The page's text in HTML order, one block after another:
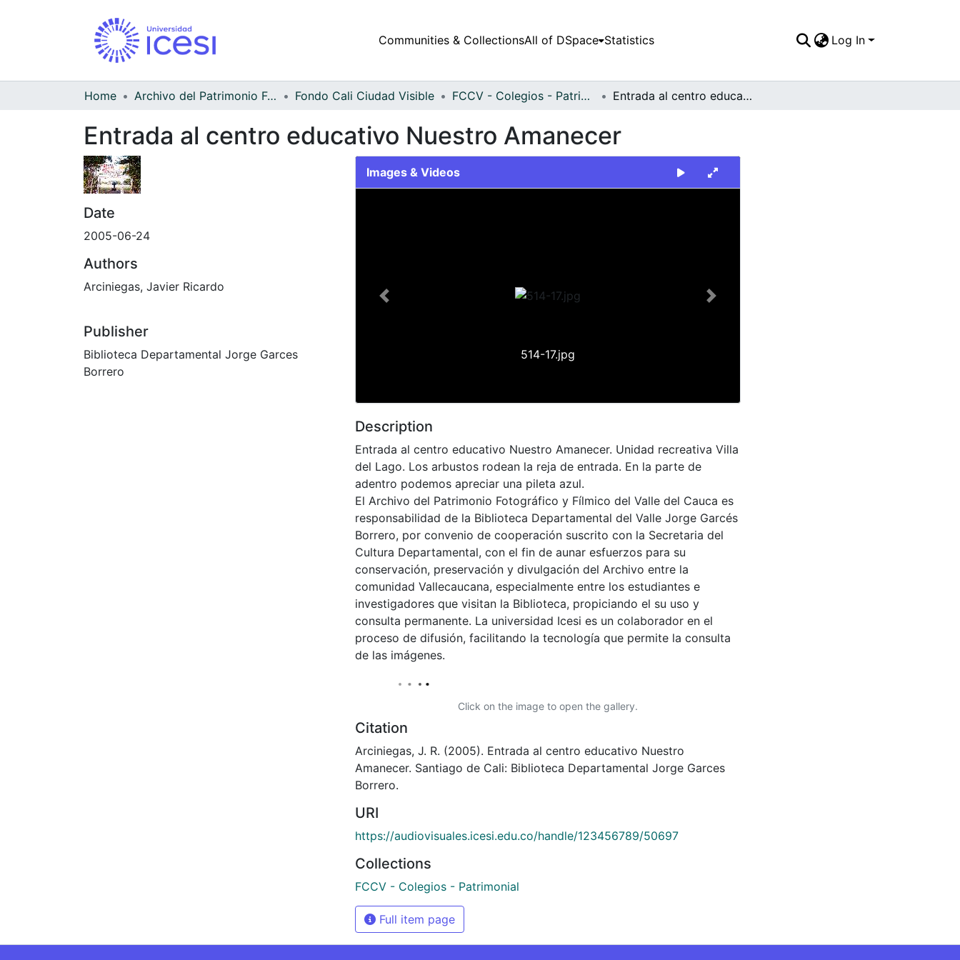
Communities & CollectionsAll of DSpace Statistics Log In
Home Archivo del Patrimonio Fotográfico y Fílmico del Valle del Cauca Fondo Cali Ciudad Visible FCCV - Colegios - Patrimonial Entrada al centro educativo Nuestro Amanecer
Entrada al centro educativo Nuestro Amanecer
Date
2005-06-24
Authors
Arciniegas, Javier Ricardo
Publisher
Biblioteca Departamental Jorge Garces
Borrero
Images & Videos
514-17.jpg
Previous Next
Description
Entrada al centro educativo Nuestro Amanecer. Unidad recreativa Villa
del Lago. Los arbustos rodean la reja de entrada. En la parte de
adentro podemos apreciar una pileta azul.
El Archivo del Patrimonio Fotográfico y Fílmico del Valle del Cauca es
responsabilidad de la Biblioteca Departamental del Valle Jorge Garcés
Borrero, por convenio de cooperación suscrito con la Secretaria del
Cultura Departamental, con el fin de aunar esfuerzos para su
conservación, preservación y divulgación del Archivo entre la
comunidad Vallecaucana, especialmente entre los estudiantes e
investigadores que visitan la Biblioteca, propiciando el su uso y
consulta permanente. La universidad Icesi es un colaborador en el
proceso de difusión, facilitando la tecnología que permite la consulta
de las imágenes.
Click on the image to open the gallery.
Citation
Arciniegas, J. R. (2005). Entrada al centro educativo Nuestro
Amanecer. Santiago de Cali: Biblioteca Departamental Jorge Garces
Borrero.
URI
https://audiovisuales.icesi.edu.co/handle/123456789/50697
Collections
FCCV - Colegios - Patrimonial
Full item page